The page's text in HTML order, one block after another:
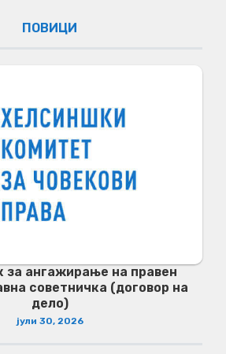
ПОВИЦИ
за ангажирање на правен
советничка (договор на
дело)
јули 30, 2026